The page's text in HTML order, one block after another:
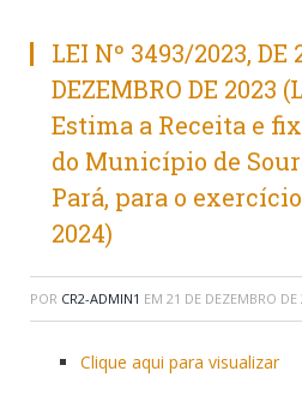
LEI Nº 3493/2023, DE
DEZEMBRO DE 2023
Estima a Receita e
do Município de
Pará, para o
2024)
POR CR2-ADMIN1 EM 21 DE DEZEMBRO DE
Clique aqui para visualizar